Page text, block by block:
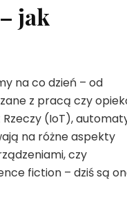
jak
na co dzień – od
z pracą czy
(IoT),
na różne aspekty
czy
fiction – dziś są